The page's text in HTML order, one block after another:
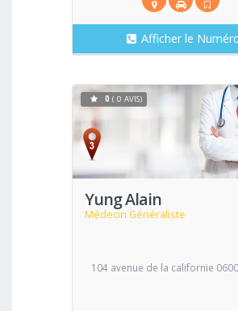
Afficher le
Yung Alain
Médecin Généraliste
0 ( 0 AVIS)
104 avenue de la californie